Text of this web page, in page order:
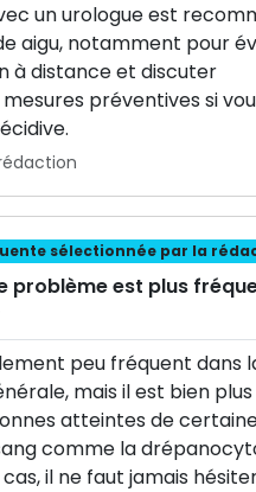
un urologue est
aigu, notamment pour
à distance et discuter
préventives si
sélectionnée par la
problème est plus
peu fréquent dans
mais il est bien
atteintes de
comme la
il ne faut jamais